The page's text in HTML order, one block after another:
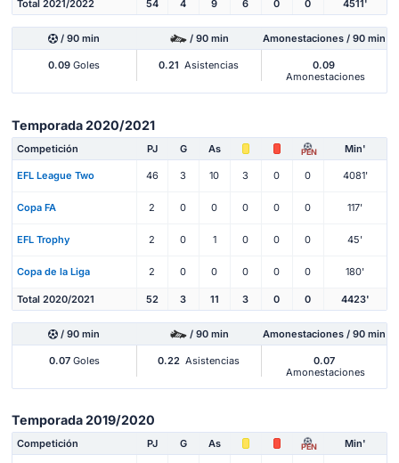
Total 2021/2022 54 4 9 6 0 0 4511'
/ 90 min / 90 min Amonestaciones / 90 min
0.09 Goles 0.21 Asistencias
0.09
Amonestaciones
Temporada 2020/2021
Competición PJ G As PEN Min'
EFL League Two 46 3 10 3 0 0 4081'
Copa FA 2 0 0 0 0 0 117'
EFL Trophy 2 0 1 0 0 0 45'
Copa de la Liga 2 0 0 0 0 0 180'
Total 2020/2021 52 3 11 3 0 0 4423'
/ 90 min / 90 min Amonestaciones / 90 min
0.07Goles 0.22 Asistencias
0.07
Amonestaciones
Temporada 2019/2020
Competición PJ G As PEN Min'